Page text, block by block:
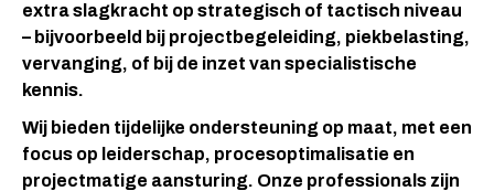
extra slagkracht op strategisch of tactisch niveau
– bijvoorbeeld bij projectbegeleiding, piekbelasting,
vervanging, of bij de inzet van specialistische
kennis.
Wij bieden tijdelijke ondersteuning op maat, met een
focus op leiderschap, procesoptimalisatie en
projectmatige aansturing. Onze professionals zijn